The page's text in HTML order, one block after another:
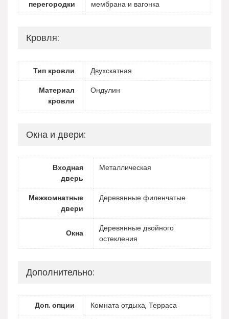
перегородки
мембрана и вагонка
Кровля:
Тип кровли
Двухскатная
Материал
кровли
Ондулин
Окна и двери:
Входная
дверь
Металлическая
Межкомнатные
двери
Деревянные филенчатые
Окна
Деревянные двойного
остекления
Дополнительно:
Доп. опции
Комната отдыха, Терраса